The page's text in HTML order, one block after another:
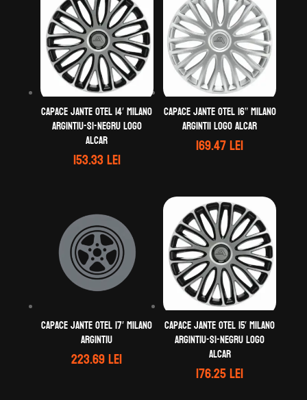
Capace jante otel 14′ MILANO
argintiu-si-negru logo
ALCAR
153.33lei
Capace jante otel 16” MILANO
argintii logo ALCAR
169.47lei
Capace jante otel 17′ Milano
Argintiu
223.69lei
Capace jante otel 15′ MILANO
argintiu-si-negru logo
ALCAR
176.25lei